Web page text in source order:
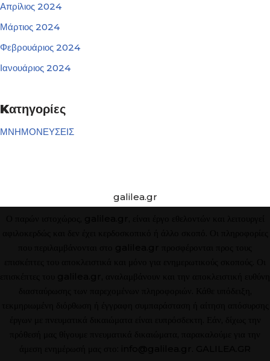
Απρίλιος 2024
Μάρτιος 2024
Φεβρουάριος 2024
Ιανουάριος 2024
Kατηγορίες
ΜΝΗΜΟΝΕΥΣΕΙΣ
galilea.gr